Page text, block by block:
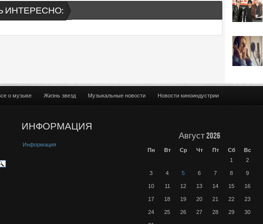
ИНТЕРЕСНО:
о музыке Жизнь звезд Музыкальные новости Новости киноиндустрии
ИНФОРМАЦИЯ
Информация
Август 2026
Пн Вт Ср Чт Пт Сб
Вс
1
2
3 4 5 6 7 8 9
10 11 12 13 14 15 16
17 18 19 20 21 22 23
24 25 26 27 28 29 30